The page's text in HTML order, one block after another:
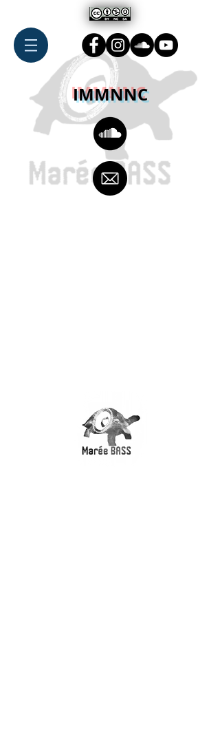
IMMNNC